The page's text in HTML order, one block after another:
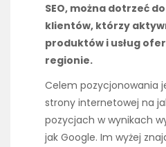
SEO, można dotrzeć
klientów, którzy
produktów i usług
regionie.
Celem pozycjonowania
strony internetowej na
pozycjach w wynikach
jak Google. Im wyżej